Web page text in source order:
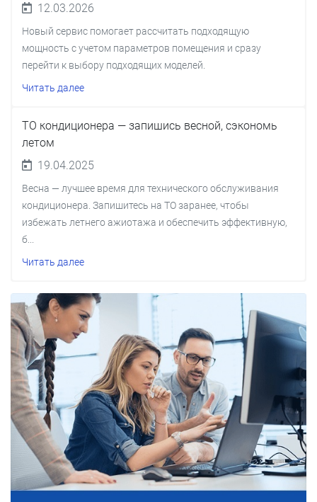
12.03.2026
Новый сервис помогает рассчитать подходящую
мощность с учетом параметров помещения и сразу
перейти к выбору подходящих моделей.
Читать далее
ТО кондиционера — запишись весной, сэкономь
летом
19.04.2025
Весна — лучшее время для технического обслуживания
кондиционера. Запишитесь на ТО заранее, чтобы
избежать летнего ажиотажа и обеспечить эффективную,
б...
Читать далее